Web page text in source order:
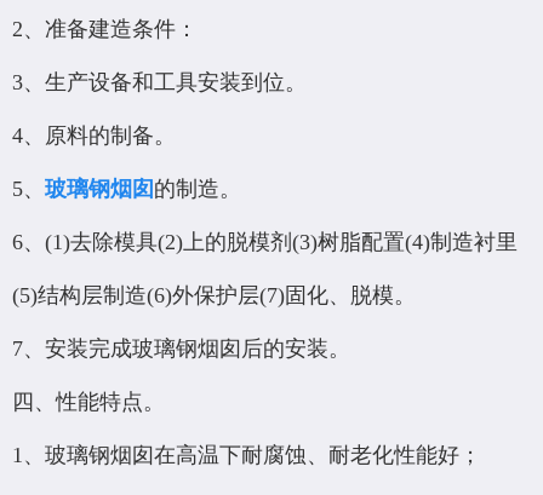
2、准备建造条件：
3、生产设备和工具安装到位。
4、原料的制备。
5、 玻璃钢烟囱 的制造。
6、(1)去除模具(2)上的脱模剂(3)树脂配置(4)制造衬里
(5)结构层制造(6)外保护层(7)固化、脱模。
7、安装完成玻璃钢烟囱后的安装。
四、性能特点。
1、玻璃钢烟囱在高温下耐腐蚀、耐老化性能好；